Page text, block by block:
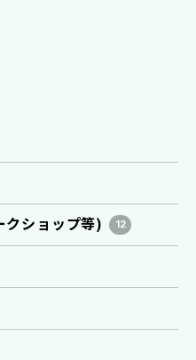
ショップ等) 12